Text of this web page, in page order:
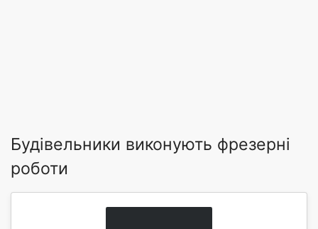
Будівельники виконують фрезерні
роботи